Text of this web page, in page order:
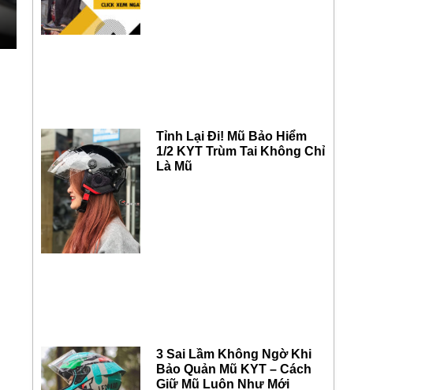
Tỉnh Lại Đi! Mũ Bảo Hiểm
1/2 KYT Trùm Tai Không Chỉ
Là Mũ
3 Sai Lầm Không Ngờ Khi
Bảo Quản Mũ KYT – Cách
Giữ Mũ Luôn Như Mới